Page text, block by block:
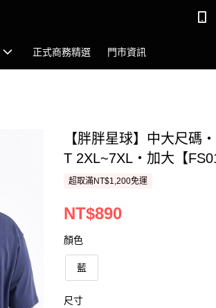
正式商務精選 門市資訊
【胖胖星球】中大尺碼
T 2XL~7XL‧加大【
超取滿NT$1,200免運
NT$890
顏色
藍
尺寸